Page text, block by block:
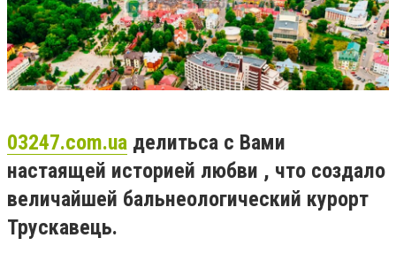
03247.com.ua делитьса с Вами
настаящей историей любви , что создало
величайшей бальнеологический курорт
Трускавець.